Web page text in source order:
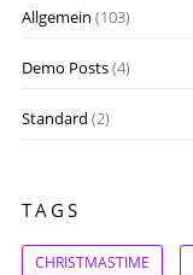
Allgemein (103)
Demo Posts(4)
Standard (2)
TAGS
CHRISTMASTIME